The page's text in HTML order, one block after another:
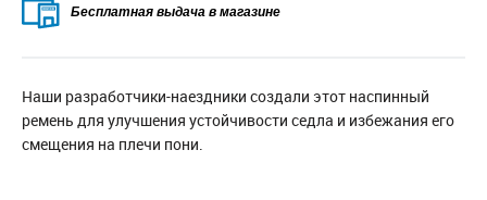
Бесплатная выдача в магазине
Наши разработчики-наездники создали этот наспинный
ремень для улучшения устойчивости седла и избежания его
смещения на плечи пони.